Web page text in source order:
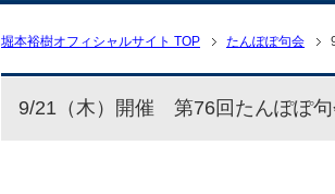
堀本裕樹オフィシャルサイト TOP たんぽぽ句会
9/21（木）開催 第76回たんぽぽ